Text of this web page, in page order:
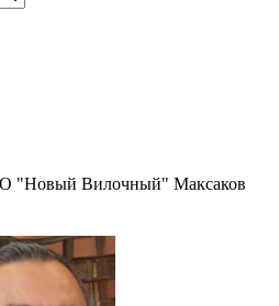
"Новый Вилочный" Максаков